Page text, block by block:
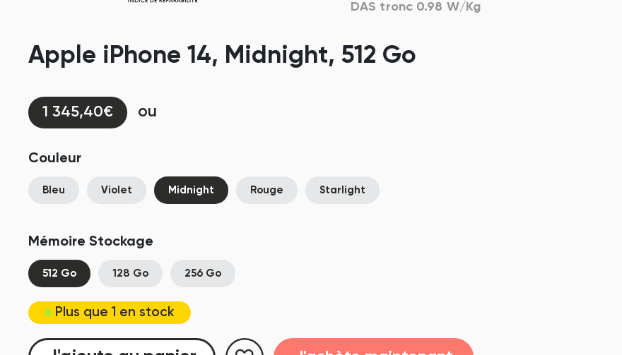
DAS tronc 0.98 W/Kg
Apple iPhone 14, Midnight, 512 Go
1 345,40€ ou
Couleur
Bleu Violet Midnight Rouge Starlight
Mémoire Stockage
512 Go 128 Go 256 Go
Plus que 1 en stock